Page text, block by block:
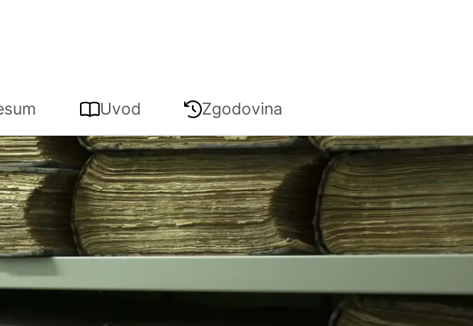
Uvod Zgodovina